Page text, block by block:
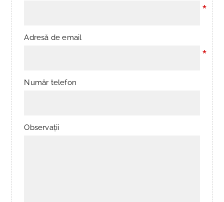
*
Adresă de email
*
Număr telefon
Observații